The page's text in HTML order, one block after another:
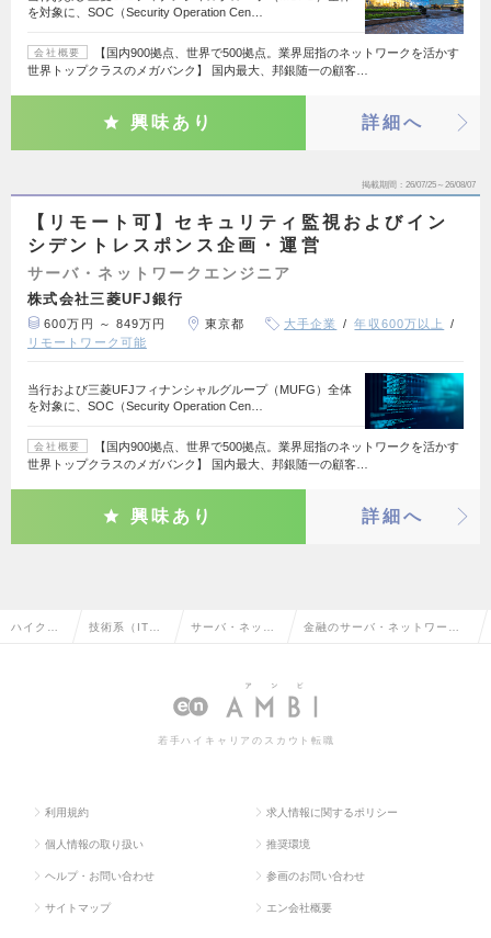
を対象に、SOC（Security Operation Cen…
会社概要
【国内900拠点、世界で500拠点。業界屈指のネットワークを活かす
世界トップクラスのメガバンク】 国内最大、邦銀随一の顧客…
興味あり 詳細へ
掲載期間 26/07/25～26/08/07
【リモート可】セキュリティ監視およびイン
シデントレスポンス企画・運営
サーバ・ネットワークエンジニア
株式会社三菱UFJ銀行
600万円 ～ 849万円 東京都 大手企業
年収600万以上
リモートワーク可能
当行および三菱UFJフィナンシャルグループ（MUFG）全体
を対象に、SOC（Security Operation Cen…
会社概要
【国内900拠点、世界で500拠点。業界屈指のネットワークを活かす
世界トップクラスのメガバンク】 国内最大、邦銀随一の顧客…
興味あり 詳細へ
ハイクラ 技術系（IT・ サーバ・ネット
ア
金融のサーバ・ネットワーク
一覧
若手ハイキャリアのスカウト転職
利用規約 求人情報に関するポリシー
個人情報の取り扱い 推奨環境
ヘルプ・お問い合わせ 参画のお問い合わせ
サイトマップ エン会社概要